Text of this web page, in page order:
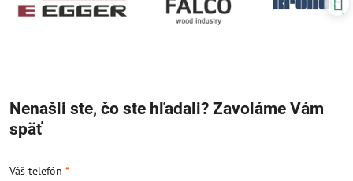
Nenašli ste, čo ste hľadali? Zavoláme Vám
späť
Váš telefón *